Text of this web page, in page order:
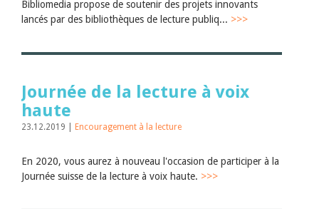
Bibliomedia propose de soutenir des projets innovants
lancés par des bibliothèques de lecture publiq... >>>
Journée de la lecture à voix
haute
23.12.2019 | Encouragement à la lecture
En 2020, vous aurez à nouveau l'occasion de participer à la
Journée suisse de la lecture à voix haute. >>>